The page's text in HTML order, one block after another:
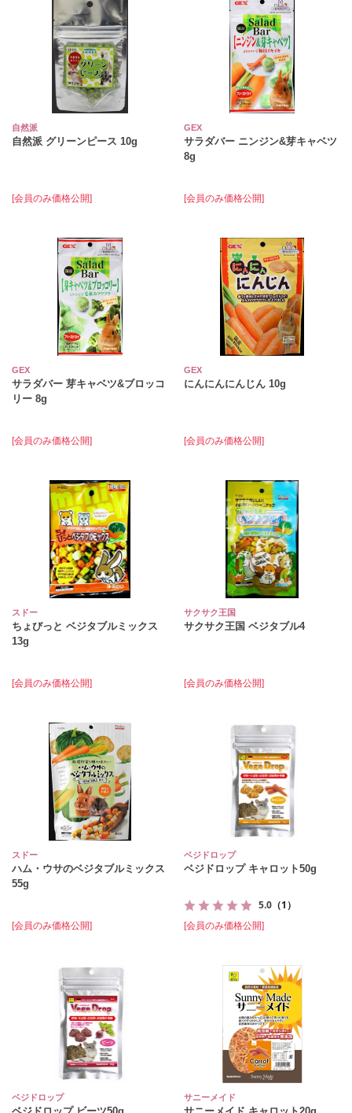
自然派
自然派 グリーンピース 10g
[会員のみ価格公開]
GEX
サラダバー ニンジン&芽キャベツ
8g
[会員のみ価格公開]
GEX
サラダバー 芽キャベツ&ブロッコ
リー 8g
[会員のみ価格公開]
GEX
にんにんにんじん 10g
[会員のみ価格公開]
スドー
ちょびっと ベジタブルミックス
13g
[会員のみ価格公開]
サクサク王国
サクサク王国 ベジタブル4
[会員のみ価格公開]
スドー
ハム・ウサのベジタブルミックス
55g
[会員のみ価格公開]
ベジドロップ
ベジドロップ キャロット50g
5.0 （1）
[会員のみ価格公開]
ベジドロップ サニーメイド